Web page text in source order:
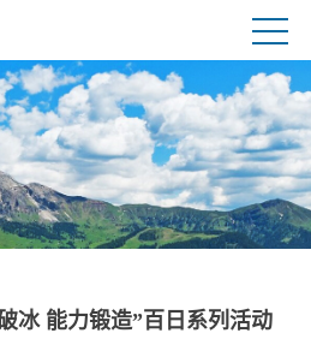
冰 能力锻造”百日系列活动